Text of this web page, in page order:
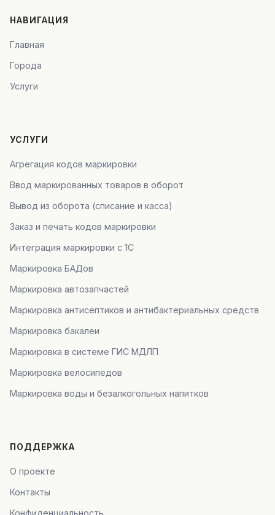
НАВИГАЦИЯ
Главная
Города
Услуги
УСЛУГИ
Агрегация кодов маркировки
Ввод маркированных товаров в оборот
Вывод из оборота (списание и касса)
Заказ и печать кодов маркировки
Интеграция маркировки с 1С
Маркировка БАДов
Маркировка автозапчастей
Маркировка антисептиков и антибактериальных средств
Маркировка бакалеи
Маркировка в системе ГИС МДЛП
Маркировка велосипедов
Маркировка воды и безалкогольных напитков
ПОДДЕРЖКА
О проекте
Контакты
Конфиденциальность